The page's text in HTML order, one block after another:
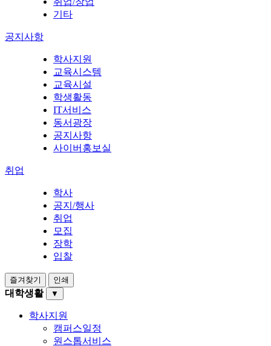
기타
공지사항
학사지원
교육시스템
교육시설
학생활동
IT서비스
동서광장
공지사항
사이버홍보실
취업
학사
공지/행사
취업
모집
장학
입찰
즐겨찾기 인쇄
대학생활 ▼
학사지원
캠퍼스일정
원스톱서비스